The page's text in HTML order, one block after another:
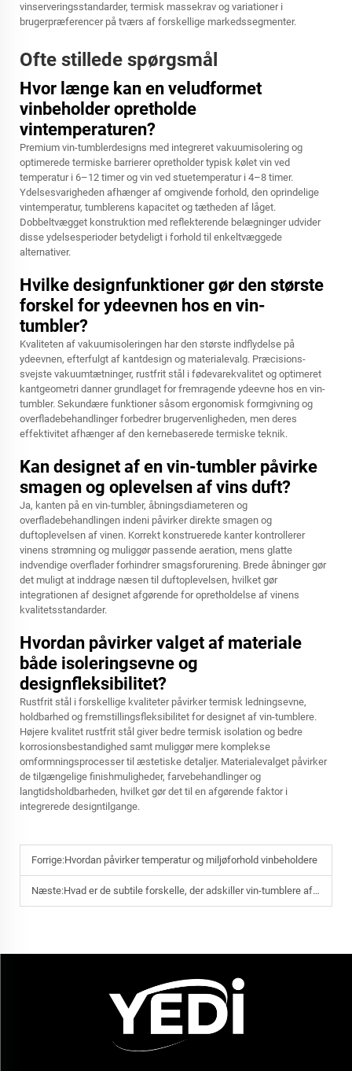
vinserveringsstandarder, termisk massekrav og variationer i
brugerpræferencer på tværs af forskellige markedssegmenter.
Ofte stillede spørgsmål
Hvor længe kan en veludformet
vinbeholder opretholde
vintemperaturen?
Premium vin-tumblerdesigns med integreret vakuumisolering og
optimerede termiske barrierer opretholder typisk kølet vin ved
temperatur i 6–12 timer og vin ved stuetemperatur i 4–8 timer.
Ydelsesvarigheden afhænger af omgivende forhold, den oprindelige
vintemperatur, tumblerens kapacitet og tætheden af låget.
Dobbeltvægget konstruktion med reflekterende belægninger udvider
disse ydelsesperioder betydeligt i forhold til enkeltvæggede
alternativer.
Hvilke designfunktioner gør den største
forskel for ydeevnen hos en vin-
tumbler?
Kvaliteten af vakuumisoleringen har den største indflydelse på
ydeevnen, efterfulgt af kantdesign og materialevalg. Præcisions-
svejste vakuumtætninger, rustfrit stål i fødevarekvalitet og optimeret
kantgeometri danner grundlaget for fremragende ydeevne hos en vin-
tumbler. Sekundære funktioner såsom ergonomisk formgivning og
overfladebehandlinger forbedrer brugervenligheden, men deres
effektivitet afhænger af den kernebaserede termiske teknik.
Kan designet af en vin-tumbler påvirke
smagen og oplevelsen af vins duft?
Ja, kanten på en vin-tumbler, åbningsdiameteren og
overfladebehandlingen indeni påvirker direkte smagen og
duftoplevelsen af vinen. Korrekt konstruerede kanter kontrollerer
vinens strømning og muliggør passende aeration, mens glatte
indvendige overflader forhindrer smagsforurening. Brede åbninger gør
det muligt at inddrage næsen til duftoplevelsen, hvilket gør
integrationen af designet afgørende for opretholdelse af vinens
kvalitetsstandarder.
Hvordan påvirker valget af materiale
både isoleringsevne og
designfleksibilitet?
Rustfrit stål i forskellige kvaliteter påvirker termisk ledningsevne,
holdbarhed og fremstillingsfleksibilitet for designet af vin-tumblere.
Højere kvalitet rustfrit stål giver bedre termisk isolation og bedre
korrosionsbestandighed samt muliggør mere komplekse
omformningsprocesser til æstetiske detaljer. Materialevalget påvirker
de tilgængelige finishmuligheder, farvebehandlinger og
langtidsholdbarheden, hvilket gør det til en afgørende faktor i
integrerede designtilgange.
Forrige:Hvordan påvirker temperatur og miljøforhold vinbeholdere
Næste:Hvad er de subtile forskelle, der adskiller vin-tumblere af høj kvalitet